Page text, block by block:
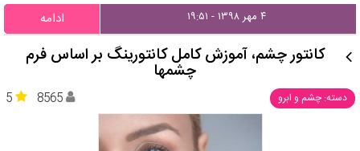
۴ مهر ۱۳۹۸ - ۱۹:۵۱ ادامه
کانتور چشم، آموزش کامل کانتورینگ بر اساس فرم
چشمها
دسته: چشم و ابرو 5 8565